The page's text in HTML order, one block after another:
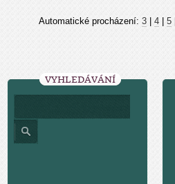
Automatické procházení: 3 4 5
VYHLEDÁVÁNÍ